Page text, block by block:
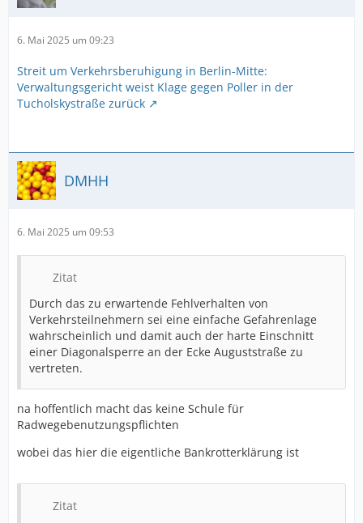
6. Mai 2025 um 09:23
Streit um Verkehrsberuhigung in Berlin-Mitte:
Verwaltungsgericht weist Klage gegen Poller in der
Tucholskystraße zurück
DMHH
6. Mai 2025 um 09:53
Zitat
Durch das zu erwartende Fehlverhalten von
Verkehrsteilnehmern sei eine einfache Gefahrenlage
wahrscheinlich und damit auch der harte Einschnitt
einer Diagonalsperre an der Ecke Auguststraße zu
vertreten.
na hoffentlich macht das keine Schule für
Radwegebenutzungspflichten
wobei das hier die eigentliche Bankrotterklärung ist
Zitat